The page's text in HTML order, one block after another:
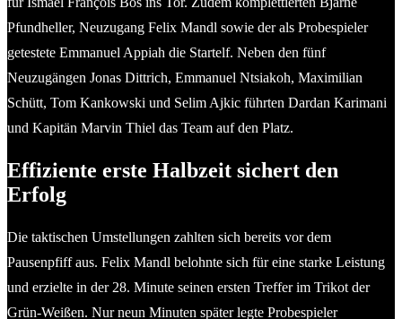
Pfundheller, Neuzugang Felix Mandl sowie der als Probespieler
getestete Emmanuel Appiah die Startelf. Neben den fünf
Neuzugängen Jonas Dittrich, Emmanuel Ntsiakoh, Maximilian
Schütt, Tom Kankowski und Selim Ajkic führten Dardan Karimani
und Kapitän Marvin Thiel das Team auf den Platz.
Effiziente erste Halbzeit sichert den
Erfolg
Die taktischen Umstellungen zahlten sich bereits vor dem
Pausenpfiff aus. Felix Mandl belohnte sich für eine starke Leistung
und erzielte in der 28. Minute seinen ersten Treffer im Trikot der
Grün-Weißen. Nur neun Minuten später legte Probespieler